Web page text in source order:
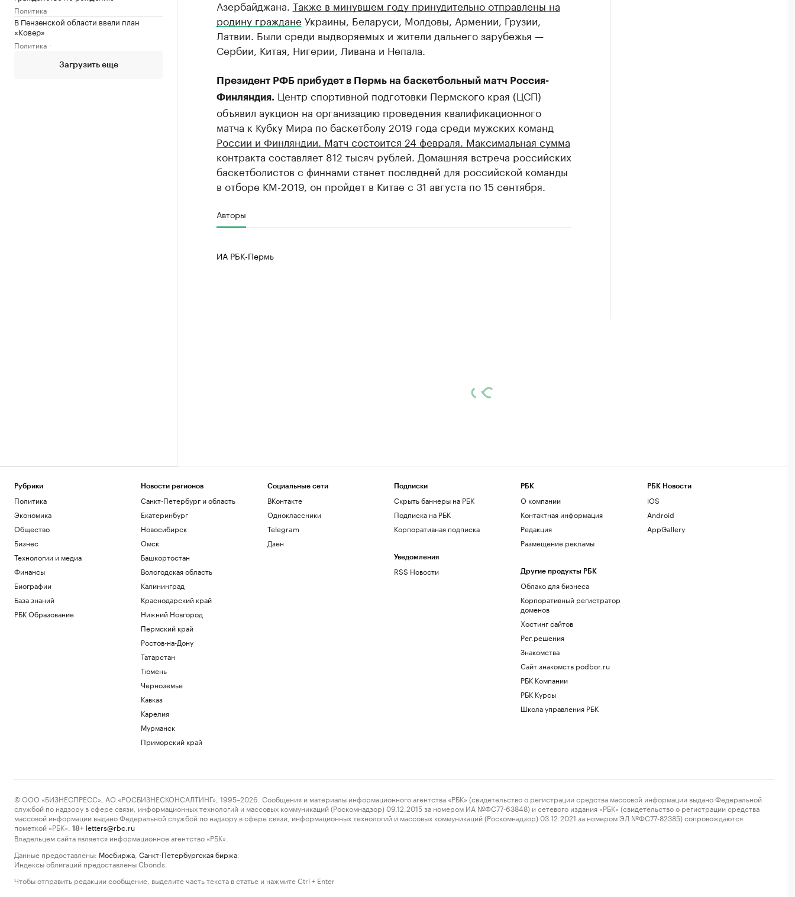
Политика
В Пензенской области ввели план
«Ковер»
Политика
Загрузить еще
Азербайджана. Также в минувшем году принудительно отправлены на
родину граждане Украины, Беларуси, Молдовы, Армении, Грузии,
Латвии. Были среди выдворяемых и жители дальнего зарубежья —
Сербии, Китая, Нигерии, Ливана и Непала.
Президент РФБ прибудет в Пермь на баскетбольный матч Россия-
Финляндия. Центр спортивной подготовки Пермского края (ЦСП)
объявил аукцион на организацию проведения квалификационного
матча к Кубку Мира по баскетболу 2019 года среди мужских команд
России и Финляндии. Матч состоится 24 февраля. Максимальная сумма
контракта составляет 812 тысяч рублей. Домашняя встреча российских
баскетболистов с финнами станет последней для российской команды
в отборе КМ-2019, он пройдет в Китае с 31 августа по 15 сентября.
Авторы
ИА РБК-Пермь
Рубрики
Политика
Экономика
Общество
Бизнес
Технологии и медиа
Финансы
Биографии
База знаний
РБК Образование
Новости регионов
Санкт-Петербург и область
Екатеринбург
Новосибирск
Омск
Башкортостан
Вологодская область
Калининград
Краснодарский край
Нижний Новгород
Пермский край
Ростов-на-Дону
Татарстан
Тюмень
Черноземье
Кавказ
Карелия
Мурманск
Приморский край
Социальные сети
ВКонтакте
Одноклассники
Telegram
Дзен
Подписки
Скрыть баннеры на РБК
Подписка на РБК
Корпоративная подписка
Уведомления
RSS Новости
РБК
О компании
Контактная информация
Редакция
Размещение рекламы
Другие продукты РБК
Облако для бизнеса
Корпоративный регистратор
доменов
Хостинг сайтов
Рег.решения
Знакомства
Сайт знакомств podbor.ru
РБК Компании
РБК Курсы
Школа управления РБК
РБК Новости
iOS
Android
AppGallery
© ООО «БИЗНЕСПРЕСС», АО «РОСБИЗНЕСКОНСАЛТИНГ», 1995–2026. Сообщения и материалы информационного агентства «РБК» (свидетельство о регистрации средства массовой информации выдано Федеральной
службой по надзору в сфере связи, информационных технологий и массовых коммуникаций (Роскомнадзор) 09.12.2015 за номером ИА №ФС77-63848) и сетевого издания «РБК» (свидетельство о регистрации средства
массовой информации выдано Федеральной службой по надзору в сфере связи, информационных технологий и массовых коммуникаций (Роскомнадзор) 03.12.2021 за номером ЭЛ №ФС77-82385) сопровождаются
пометкой «РБК».
18+ letters@rbc.ru
Владельцем сайта является информационное агентство «РБК».
Данные предоставлены: Мосбиржа Санкт-Петербургская биржа
Индексы облигаций предоставлены Cbonds.
Чтобы отправить редакции сообщение, выделите часть текста в статье и нажмите Ctrl + Enter